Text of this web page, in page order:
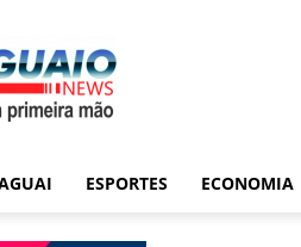
ESPORTES ECONOMIA